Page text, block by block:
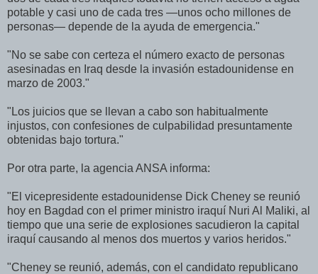
potable y casi uno de cada tres —unos ocho millones de
personas— depende de la ayuda de emergencia."
"No se sabe con certeza el número exacto de personas
asesinadas en Iraq desde la invasión estadounidense en
marzo de 2003."
"Los juicios que se llevan a cabo son habitualmente
injustos, con confesiones de culpabilidad presuntamente
obtenidas bajo tortura."
Por otra parte, la agencia ANSA informa:
"El vicepresidente estadounidense Dick Cheney se reunió
hoy en Bagdad con el primer ministro iraquí Nuri Al Maliki, al
tiempo que una serie de explosiones sacudieron la capital
iraquí causando al menos dos muertos y varios heridos."
"Cheney se reunió, además, con el candidato republicano